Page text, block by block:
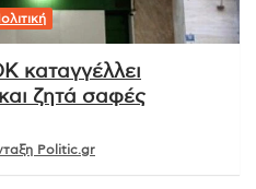
καταγγέλλει
ζητά σαφές
Politic.gr